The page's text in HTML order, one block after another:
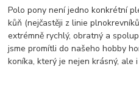
Polo pony není jedno konkrétní
kůň (nejčastěji z linie
extrémně rychlý, obratný a
jsme promítli do našeho hobby
koníka, který je nejen krásný, ale